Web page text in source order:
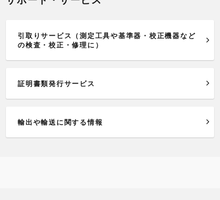
引取りサービス（測定工具や基準器・校正機器など
の検査・校正・修理に）
証明書類発行サービス
輸出や輸送に関する情報